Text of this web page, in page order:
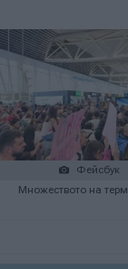
Фейсбук
Множеството на